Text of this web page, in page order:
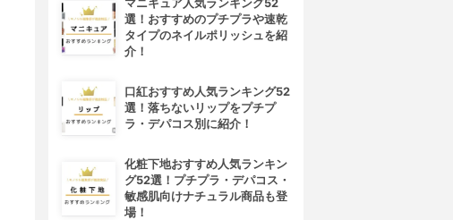
マニキュア人気ランキング52
選！おすすめのプチプラや速乾
タイプのネイルポリッシュを紹
介！
口紅おすすめ人気ランキング52
選！落ちないリップをプチプ
ラ・デパコス別に紹介！
化粧下地おすすめ人気ランキン
グ52選！プチプラ・デパコス・
敏感肌向けナチュラル商品も登
場！